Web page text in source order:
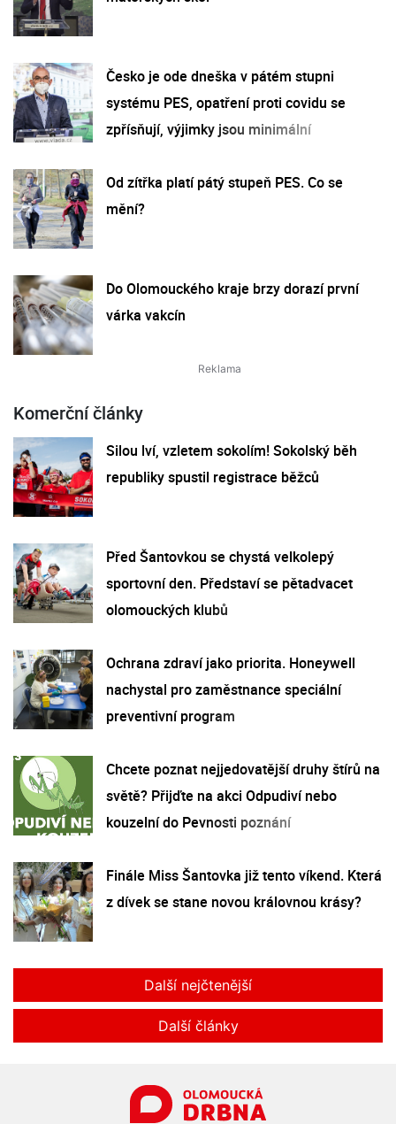
Česko je ode dneška v pátém stupni
systému PES, opatření proti covidu se
zpřísňují, výjimky jsou minimální
Od zítřka platí pátý stupeň PES. Co se
mění?
Do Olomouckého kraje brzy dorazí první
várka vakcín
Komerční články
Silou lví, vzletem sokolím! Sokolský běh
republiky spustil registrace běžců
Před Šantovkou se chystá velkolepý
sportovní den. Představí se pětadvacet
olomouckých klubů
Ochrana zdraví jako priorita. Honeywell
nachystal pro zaměstnance speciální
preventivní program
Chcete poznat nejjedovatější druhy štírů na
světě? Přijďte na akci Odpudiví nebo
kouzelní do Pevnosti poznání
Finále Miss Šantovka již tento víkend. Která
z dívek se stane novou královnou krásy?
Další nejčtenější
Další články